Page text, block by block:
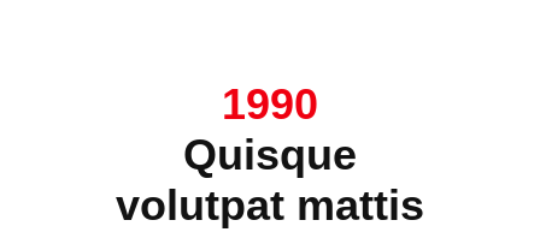
1990
Quisque
volutpat mattis